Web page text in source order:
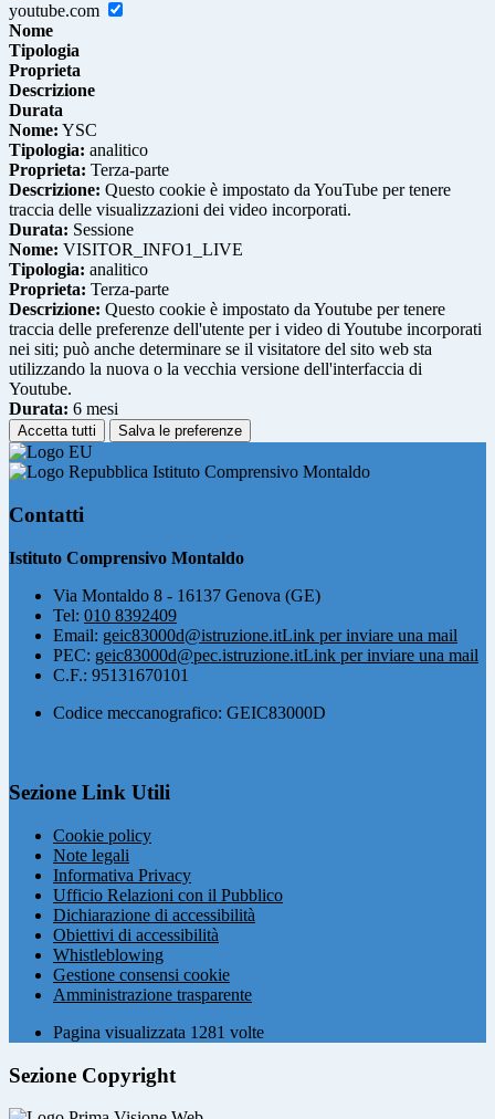
youtube.com
Nome
Tipologia
Proprieta
Descrizione
Durata
Nome: YSC
Tipologia: analitico
Proprieta: Terza-parte
Descrizione: Questo cookie è impostato da YouTube per tenere
traccia delle visualizzazioni dei video incorporati.
Durata: Sessione
Nome: VISITOR_INFO1_LIVE
Tipologia: analitico
Proprieta: Terza-parte
Descrizione: Questo cookie è impostato da Youtube per tenere
traccia delle preferenze dell'utente per i video di Youtube incorporati
nei siti; può anche determinare se il visitatore del sito web sta
utilizzando la nuova o la vecchia versione dell'interfaccia di
Youtube.
Durata: 6 mesi
Accetta tutti Salva le preferenze
Istituto Comprensivo Montaldo
Contatti
Istituto Comprensivo Montaldo
Via Montaldo 8 - 16137 Genova (GE)
Tel: 010 8392409
Email: geic83000d@istruzione.itLink per inviare una mail
PEC: geic83000d@pec.istruzione.itLink per inviare una mail
C.F.: 95131670101
Codice meccanografico: GEIC83000D
Sezione Link Utili
Cookie policy
Note legali
Informativa Privacy
Ufficio Relazioni con il Pubblico
Dichiarazione di accessibilità
Obiettivi di accessibilità
Whistleblowing
Gestione consensi cookie
Amministrazione trasparente
Pagina visualizzata 1281 volte
Sezione Copyright